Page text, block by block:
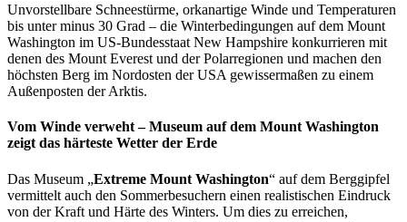
Unvorstellbare Schneestürme, orkanartige Winde und Temperaturen
bis unter minus 30 Grad – die Winterbedingungen auf dem Mount
Washington im US-Bundesstaat New Hampshire konkurrieren mit
denen des Mount Everest und der Polarregionen und machen den
höchsten Berg im Nordosten der USA gewissermaßen zu einem
Außenposten der Arktis.
Vom Winde verweht – Museum auf dem Mount Washington
zeigt das härteste Wetter der Erde
Das Museum „Extreme Mount Washington“ auf dem Berggipfel
vermittelt auch den Sommerbesuchern einen realistischen Eindruck
von der Kraft und Härte des Winters. Um dies zu erreichen,